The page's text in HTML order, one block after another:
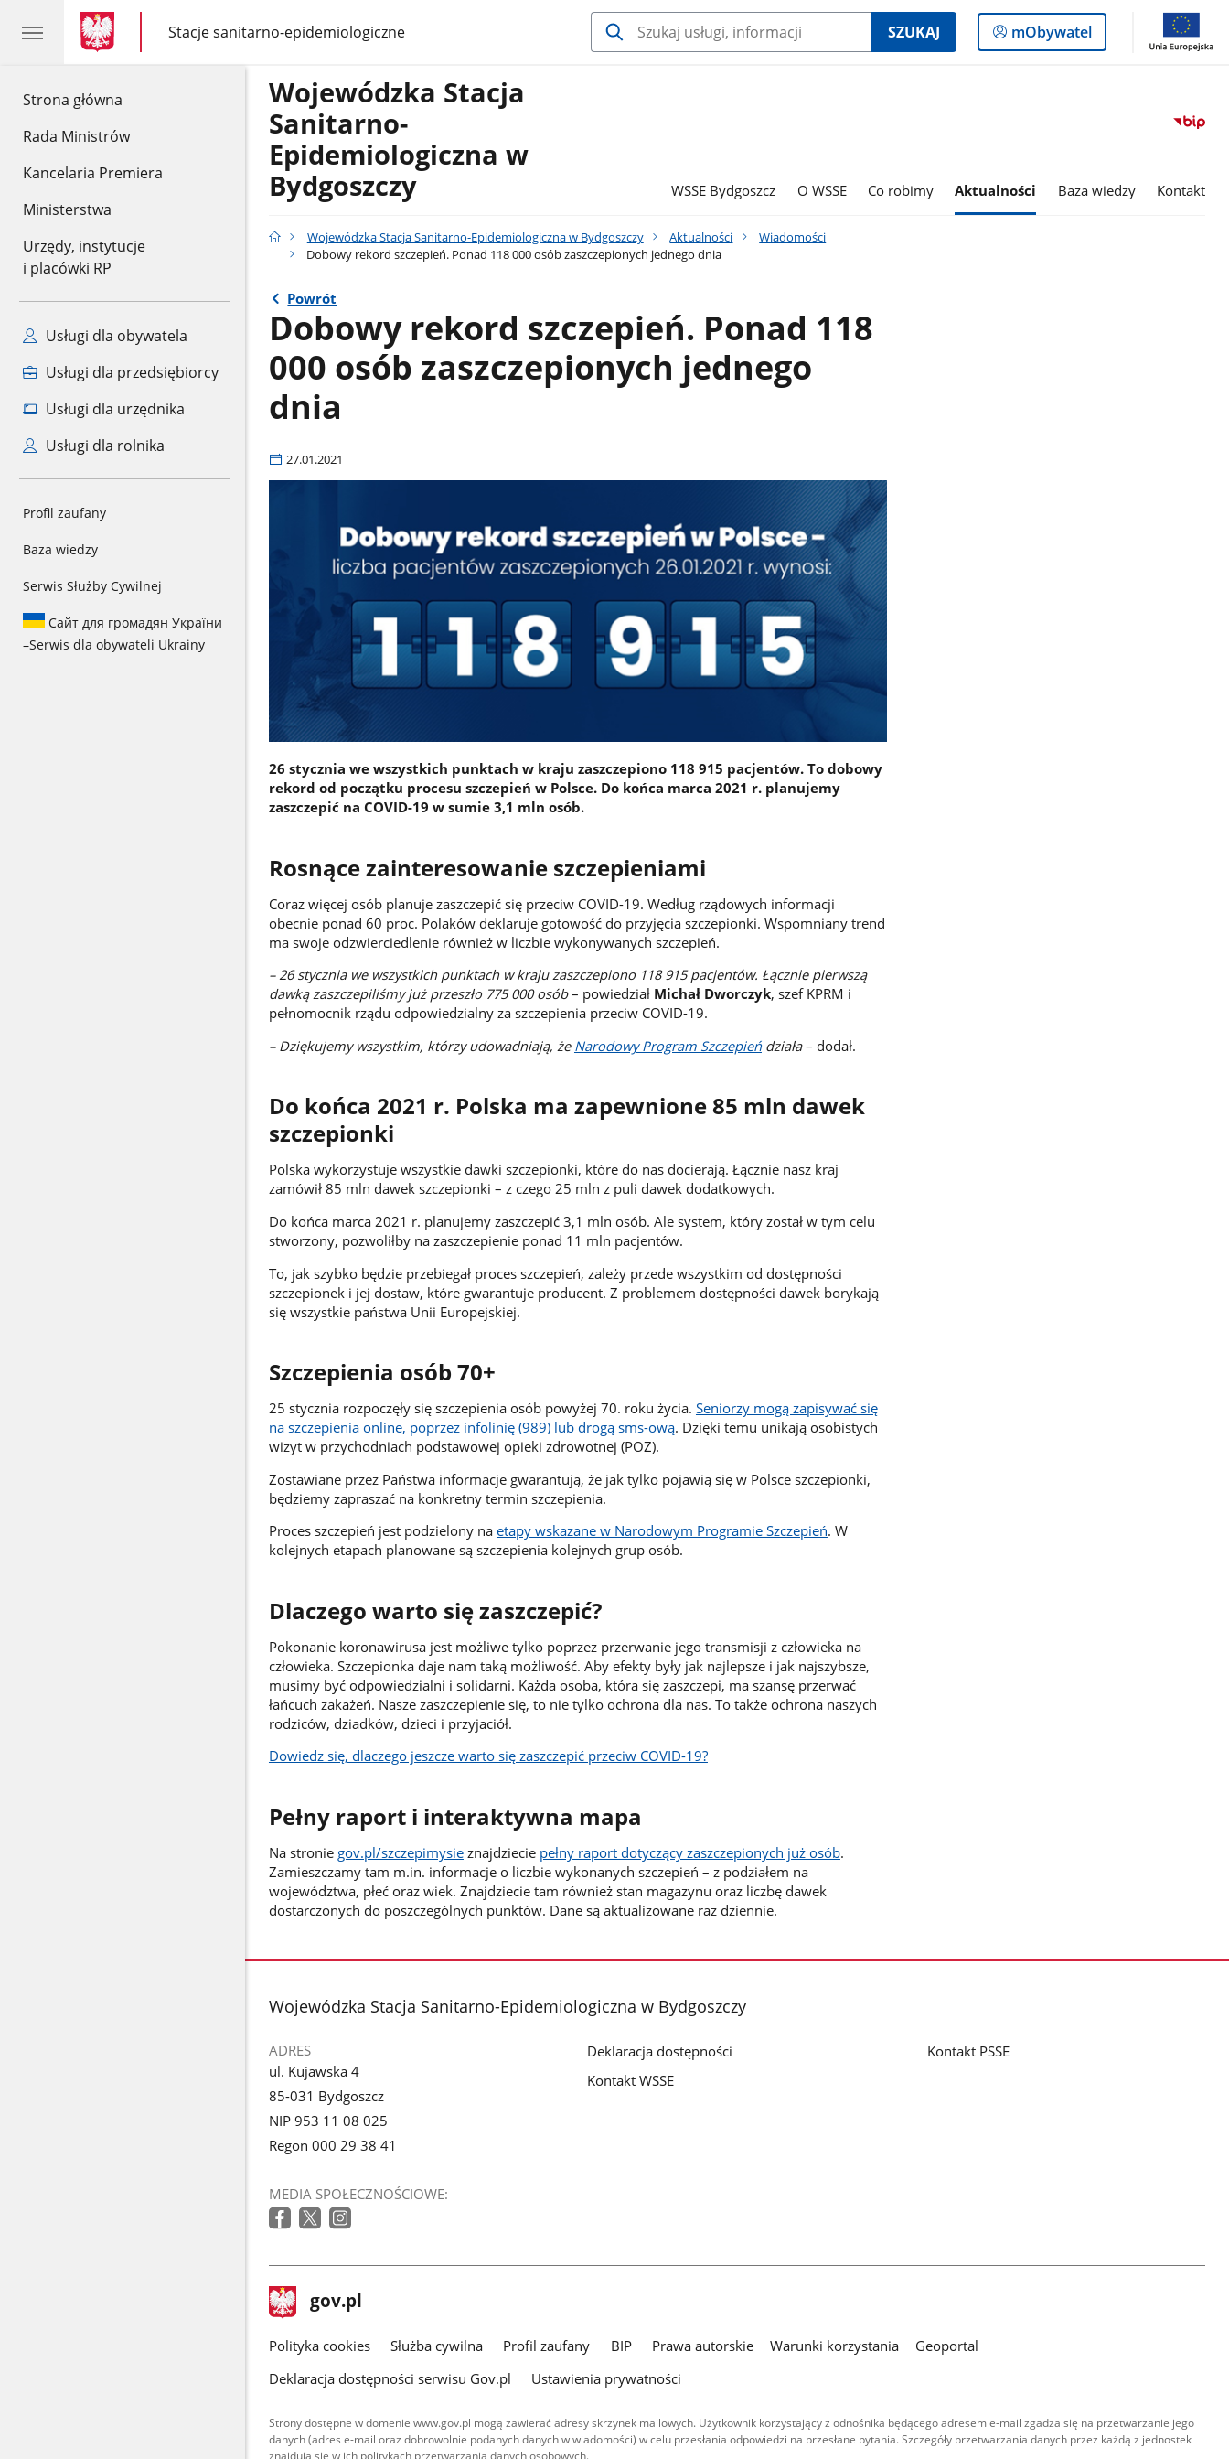
Strona główna
Rada Ministrów
Kancelaria Premiera
Ministerstwa
Urzędy, instytucje
i placówki RP
Usługi dla obywatela
Usługi dla przedsiębiorcy
Usługi dla urzędnika
Usługi dla rolnika
Profil zaufany
Baza wiedzy
Serwis Służby Cywilnej
Сайт для громадян України
–Serwis dla obywateli Ukrainy
gov.pl
gov.pl
Stacje sanitarno-epidemiologiczne
gov.pl
Stacje
sanitarno-
epidemiologiczne
SZUKAJ
Logowanie
do
mObywatel
Wojewódzka Stacja
Sanitarno-
Epidemiologiczna w
Bydgoszczy
WSSE Bydgoszcz O WSSE Co robimy Aktualności Baza wiedzy Kontakt
Wojewódzka Stacja Sanitarno-Epidemiologiczna w Bydgoszczy Aktualności
Wiadomości
Dobowy rekord szczepień. Ponad 118 000 osób zaszczepionych jednego dnia
Powrót
Dobowy rekord szczepień. Ponad 118
000 osób zaszczepionych jednego
dnia
27.01.2021
26 stycznia we wszystkich punktach w kraju zaszczepiono 118 915 pacjentów. To dobowy
rekord od początku procesu szczepień w Polsce. Do końca marca 2021 r. planujemy
zaszczepić na COVID-19 w sumie 3,1 mln osób.
Rosnące zainteresowanie szczepieniami
Coraz więcej osób planuje zaszczepić się przeciw COVID-19. Według rządowych informacji
obecnie ponad 60 proc. Polaków deklaruje gotowość do przyjęcia szczepionki. Wspomniany trend
ma swoje odzwierciedlenie również w liczbie wykonywanych szczepień.
– 26 stycznia we wszystkich punktach w kraju zaszczepiono 118 915 pacjentów. Łącznie pierwszą
dawką zaszczepiliśmy już przeszło 775 000 osób– powiedziałMichał Dworczyk, szef KPRM i
pełnomocnik rządu odpowiedzialny za szczepienia przeciw COVID-19.
– Dziękujemy wszystkim, którzy udowadniają, że Narodowy Program Szczepieńdziała– dodał.
Do końca 2021 r. Polska ma zapewnione 85 mln dawek
szczepionki
Polska wykorzystuje wszystkie dawki szczepionki, które do nas docierają. Łącznie nasz kraj
zamówił 85 mln dawek szczepionki – z czego 25 mln z puli dawek dodatkowych.
Do końca marca 2021 r. planujemy zaszczepić 3,1 mln osób. Ale system, który został w tym celu
stworzony, pozwoliłby na zaszczepienie ponad 11 mln pacjentów.
To, jak szybko będzie przebiegał proces szczepień, zależy przede wszystkim od dostępności
szczepionek i jej dostaw, które gwarantuje producent. Z problemem dostępności dawek borykają
się wszystkie państwa Unii Europejskiej.
Szczepienia osób 70+
25 stycznia rozpoczęły się szczepienia osób powyżej 70. roku życia. Seniorzy mogą zapisywać się
na szczepienia online, poprzez infolinię (989) lub drogą sms-ową. Dzięki temu unikają osobistych
wizyt w przychodniach podstawowej opieki zdrowotnej (POZ).
Zostawiane przez Państwa informacje gwarantują, że jak tylko pojawią się w Polsce szczepionki,
będziemy zapraszać na konkretny termin szczepienia.
Proces szczepień jest podzielony na etapy wskazane w Narodowym Programie Szczepień. W
kolejnych etapach planowane są szczepienia kolejnych grup osób.
Dlaczego warto się zaszczepić?
Pokonanie koronawirusa jest możliwe tylko poprzez przerwanie jego transmisji z człowieka na
człowieka. Szczepionka daje nam taką możliwość. Aby efekty były jak najlepsze i jak najszybsze,
musimy być odpowiedzialni i solidarni. Każda osoba, która się zaszczepi, ma szansę przerwać
łańcuch zakażeń. Nasze zaszczepienie się, to nie tylko ochrona dla nas. To także ochrona naszych
rodziców, dziadków, dzieci i przyjaciół.
Dowiedz się, dlaczego jeszcze warto się zaszczepić przeciw COVID-19?
Pełny raport i interaktywna mapa
Na stronie gov.pl/szczepimysieznajdziecie pełny raport dotyczący zaszczepionych już osób.
Zamieszczamy tam m.in. informacje o liczbie wykonanych szczepień – z podziałem na
województwa, płeć oraz wiek. Znajdziecie tam również stan magazynu oraz liczbę dawek
dostarczonych do poszczególnych punktów. Dane są aktualizowane raz dziennie.
stopka
Wojewódzka Stacja Sanitarno-Epidemiologiczna w Bydgoszczy
ADRES
ul. Kujawska 4
85-031 Bydgoszcz
NIP 953 11 08 025
Regon 000 29 38 41
MEDIA SPOŁECZNOŚCIOWE:
Deklaracja dostępności
Kontakt WSSE
Kontakt PSSE
stopka
gov.pl Strona
gov.pl
gov.pl
Polityka cookies Służba cywilna Profil zaufany BIP Prawa autorskie Warunki korzystania
Geoportal
Deklaracja dostępności serwisu Gov.pl
Ustawienia prywatności
Strony dostępne w domenie www.gov.pl mogą zawierać adresy skrzynek mailowych. Użytkownik korzystający z odnośnika będącego adresem e-mail zgadza się na przetwarzanie jego
danych (adres e-mail oraz dobrowolnie podanych danych w wiadomości) w celu przesłania odpowiedzi na przesłane pytania. Szczegóły przetwarzania danych przez każdą z jednostek
znajdują się w ich politykach przetwarzania danych osobowych.